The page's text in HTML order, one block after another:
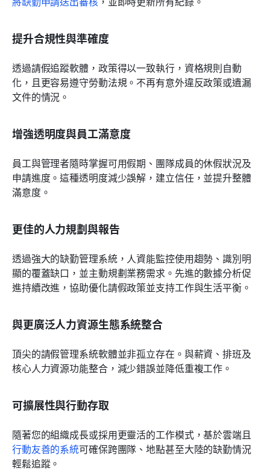
提升合規性與準確度
透過請假追蹤軟體，政策得以一致執行，資格規則自動
化，且更容易遵守勞動法規。不再有意外違反政策或遺漏
文件的情況。
增強透明度與員工滿意度
員工與管理者隨時掌握可用假期、團隊成員的休假狀況及
申請進度。這種透明度減少誤解，建立信任，並提升整體
滿意度。
更佳的人力規劃與報告
透過強大的缺勤管理系統，人資能監控使用趨勢、識別明
顯的覆蓋缺口，並主動規劃業務需求。先進的數據分析促
進持續改進，協助優化請假政策並支持工作與生活平衡。
與更廣泛人力資源生態系統整合
頂尖的請假管理系統軟體並非孤立存在。與薪資、排班及
核心人力資源功能整合，減少錯誤並降低重複工作。
可擴展性與行動存取
隨著您的組織成長或採用更靈活的工作模式，基於雲端且
行動友善的系統可確保跨團隊、地點甚至大陸的缺勤情況
輕鬆追蹤。